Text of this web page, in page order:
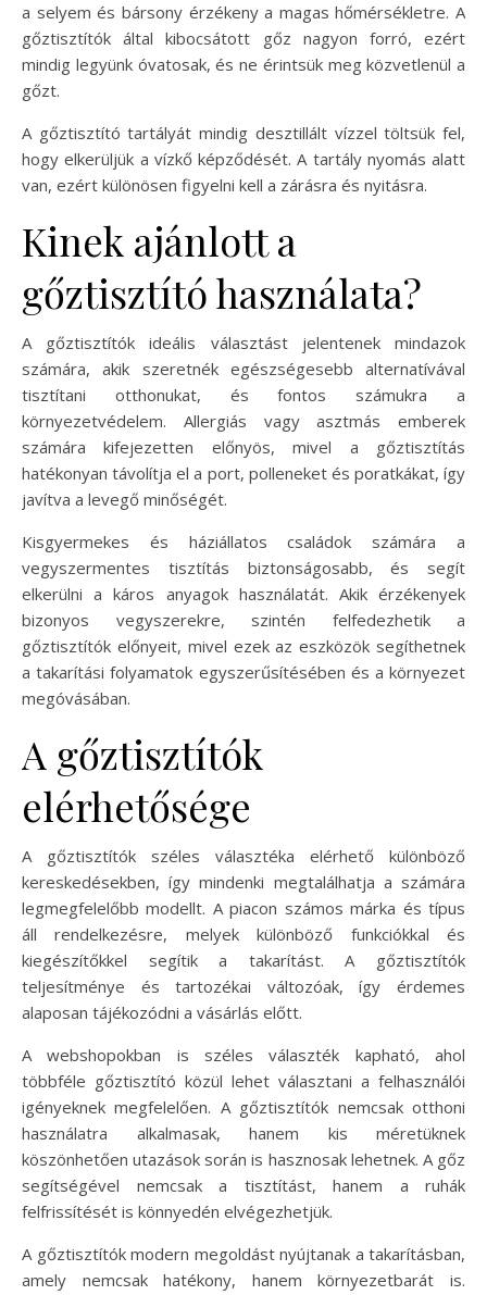
a selyem és bársony érzékeny a magas hőmérsékletre. A
gőztisztítók által kibocsátott gőz nagyon forró, ezért
mindig legyünk óvatosak, és ne érintsük meg közvetlenül a
gőzt.
A gőztisztító tartályát mindig desztillált vízzel töltsük fel,
hogy elkerüljük a vízkő képződését. A tartály nyomás alatt
van, ezért különösen figyelni kell a zárásra és nyitásra.
Kinek ajánlott a
gőztisztító használata?
A gőztisztítók ideális választást jelentenek mindazok
számára, akik szeretnék egészségesebb alternatívával
tisztítani otthonukat, és fontos számukra a
környezetvédelem. Allergiás vagy asztmás emberek
számára kifejezetten előnyös, mivel a gőztisztítás
hatékonyan távolítja el a port, polleneket és poratkákat, így
javítva a levegő minőségét.
Kisgyermekes és háziállatos családok számára a
vegyszermentes tisztítás biztonságosabb, és segít
elkerülni a káros anyagok használatát. Akik érzékenyek
bizonyos vegyszerekre, szintén felfedezhetik a
gőztisztítók előnyeit, mivel ezek az eszközök segíthetnek
a takarítási folyamatok egyszerűsítésében és a környezet
megóvásában.
A gőztisztítók
elérhetősége
A gőztisztítók széles választéka elérhető különböző
kereskedésekben, így mindenki megtalálhatja a számára
legmegfelelőbb modellt. A piacon számos márka és típus
áll rendelkezésre, melyek különböző funkciókkal és
kiegészítőkkel segítik a takarítást. A gőztisztítók
teljesítménye és tartozékai változóak, így érdemes
alaposan tájékozódni a vásárlás előtt.
A webshopokban is széles választék kapható, ahol
többféle gőztisztító közül lehet választani a felhasználói
igényeknek megfelelően. A gőztisztítók nemcsak otthoni
használatra alkalmasak, hanem kis méretüknek
köszönhetően utazások során is hasznosak lehetnek. A gőz
segítségével nemcsak a tisztítást, hanem a ruhák
felfrissítését is könnyedén elvégezhetjük.
A gőztisztítók modern megoldást nyújtanak a takarításban,
amely nemcsak hatékony, hanem környezetbarát is.